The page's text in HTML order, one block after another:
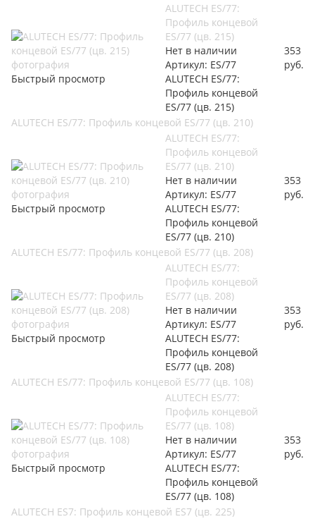
Быстрый просмотр
ALUTECH ES/77:
Профиль концевой
ES/77 (цв. 215)
Нет в наличии
Артикул: ES/77
ALUTECH ES/77:
Профиль концевой
ES/77 (цв. 215)
353
руб.
ALUTECH ES/77: Профиль концевой ES/77 (цв. 210)
Быстрый просмотр
ALUTECH ES/77:
Профиль концевой
ES/77 (цв. 210)
Нет в наличии
Артикул: ES/77
ALUTECH ES/77:
Профиль концевой
ES/77 (цв. 210)
353
руб.
ALUTECH ES/77: Профиль концевой ES/77 (цв. 208)
Быстрый просмотр
ALUTECH ES/77:
Профиль концевой
ES/77 (цв. 208)
Нет в наличии
Артикул: ES/77
ALUTECH ES/77:
Профиль концевой
ES/77 (цв. 208)
353
руб.
ALUTECH ES/77: Профиль концевой ES/77 (цв. 108)
Быстрый просмотр
ALUTECH ES/77:
Профиль концевой
ES/77 (цв. 108)
Нет в наличии
Артикул: ES/77
ALUTECH ES/77:
Профиль концевой
ES/77 (цв. 108)
353
руб.
ALUTECH ES7: Профиль концевой ES7 (цв. 225)